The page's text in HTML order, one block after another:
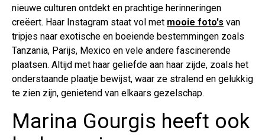
nieuwe culturen ontdekt en prachtige herinneringen
creëert. Haar Instagram staat vol met mooie foto's van
tripjes naar exotische en boeiende bestemmingen zoals
Tanzania, Parijs, Mexico en vele andere fascinerende
plaatsen. Altijd met haar geliefde aan haar zijde, zoals het
onderstaande plaatje bewijst, waar ze stralend en gelukkig
te zien zijn, genietend van elkaars gezelschap.
Marina Gourgis heeft ook